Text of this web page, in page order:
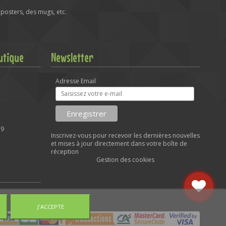
des mugs, etc.
Newsletter
Adresse Email
Inscrivez-vous pour recevoir les dernières nouvelles
et mises à jour directement dans votre boîte de
réception
Gestion des cookies
J'ACCEPTE